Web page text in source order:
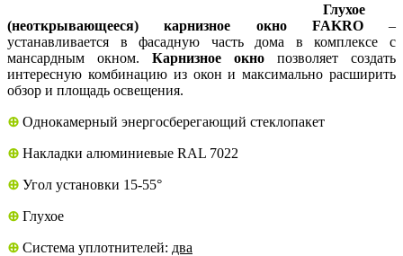
Глухое
(неоткрывающееся) карнизное окно FAKRO–
устанавливается в фасадную часть дома в комплексе с
мансардным окном. Карнизное окно позволяет создать
интересную комбинацию из окон и максимально расширить
обзор и площадь освещения.
⊕ Однокамерный энергосберегающий стеклопакет
⊕ Накладки алюминиевые RAL 7022
⊕ Угол установки 15-55°
⊕ Глухое
⊕ Система уплотнителей: два